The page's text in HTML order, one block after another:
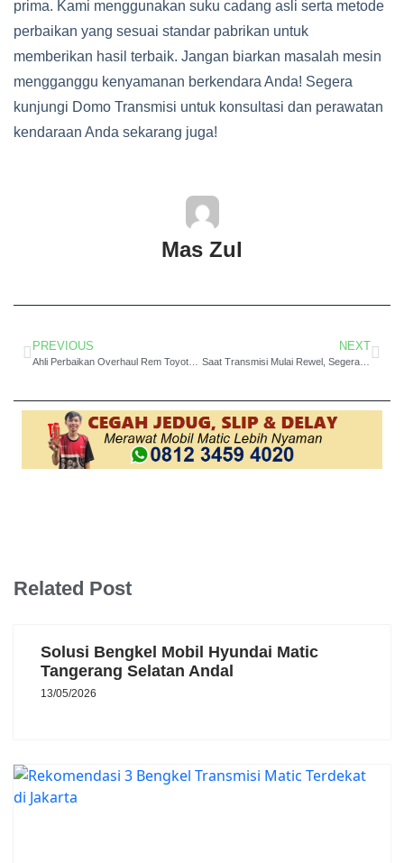
prima. Kami menggunakan suku cadang asli serta metode
perbaikan yang sesuai standar pabrikan untuk
memberikan hasil terbaik. Jangan biarkan masalah mesin
mengganggu kenyamanan berkendara Anda! Segera
kunjungi Domo Transmisi untuk konsultasi dan perawatan
kendaraan Anda sekarang juga!
Mas Zul
PREVIOUS NEXT
Saat Transmisi Mulai Rewel, Segera Lakukan Overhaul Mesin Toyota Camry Kopo di DOMO Transmisi
Related Post
Solusi Bengkel Mobil Hyundai Matic
Tangerang Selatan Andal
13/05/2026